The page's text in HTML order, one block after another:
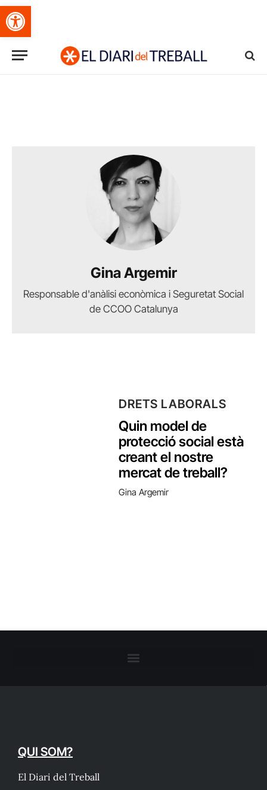
Obre la barra d'eines
Gina Argemir
Responsable d'anàlisi econòmica i Seguretat Social
de CCOO Catalunya
DRETS LABORALS
Quin model de
protecció social està
creant el nostre
mercat de treball?
Gina Argemir
QUI SOM?
El Diari del Treball